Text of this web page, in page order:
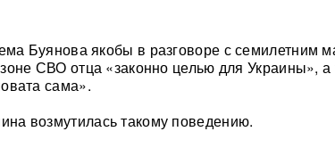
Буянова якобы в разговоре с семилетним
СВО отца «законно целью для Украины», а
сама».
возмутилась такому поведению.